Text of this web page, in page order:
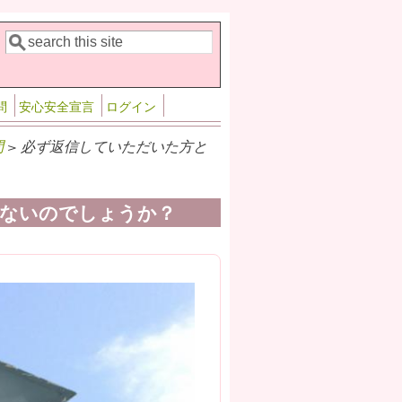
検索フォーム
検索
安心安全宣言 ログイン
> 必ず返信していただいた方と
いのでしょうか？